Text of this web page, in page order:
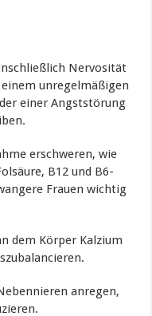
Nervosität
unregelmäßigen
einer Angststörung
erschweren, wie
B12 und B6-
Frauen wichtig
dem Körper Kalzium
anregen,